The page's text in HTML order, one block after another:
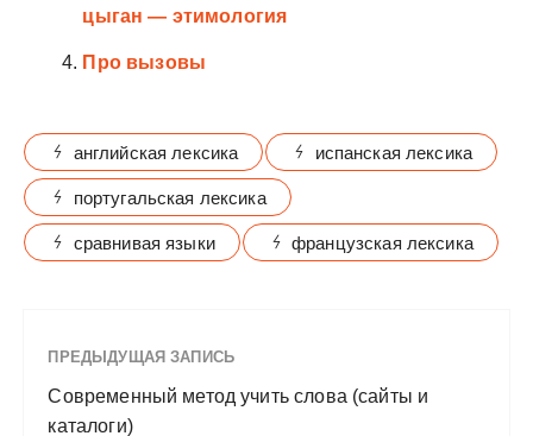
цыган — этимология
Про вызовы
английская лексика испанская лексика
португальская лексика
сравнивая языки французская лексика
ПРЕДЫДУЩАЯ ЗАПИСЬ
Современный метод учить слова (сайты и
каталоги)